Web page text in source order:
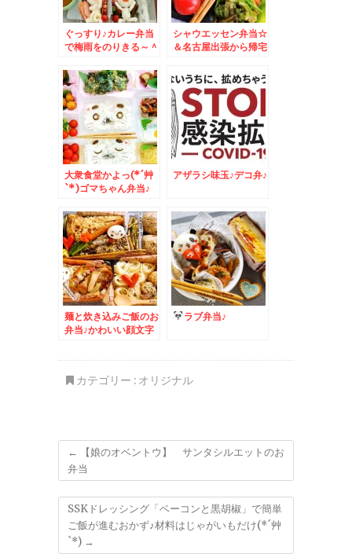
ぐっすり♪カレー弁当
で梅雨をのりきる～＾
シャウエッセン弁当☆
＆名古屋出張から帰宅
大衆食堂かよっ(*´艸
`*)ゴマちゃん弁当♪
リ・サンゴールドキウ
イ」が美味っ！！
アザラシ味玉♪デコ弁♪
麺と炊き込みご飯のお
弁当♪かわいい顔文字
ラブ弁当♪
カテゴリー : オリジナル
←
【娘のオベントウ】 サンタシルエットのお
弁当
SSKドレッシング「ベーコンと黒胡椒」で簡単
ご飯が進むおかず♪材料はじゃがいもだけ(*´艸
`*) →